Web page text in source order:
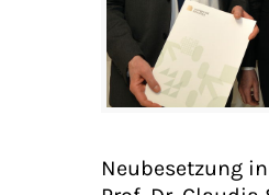
Neubesetzung